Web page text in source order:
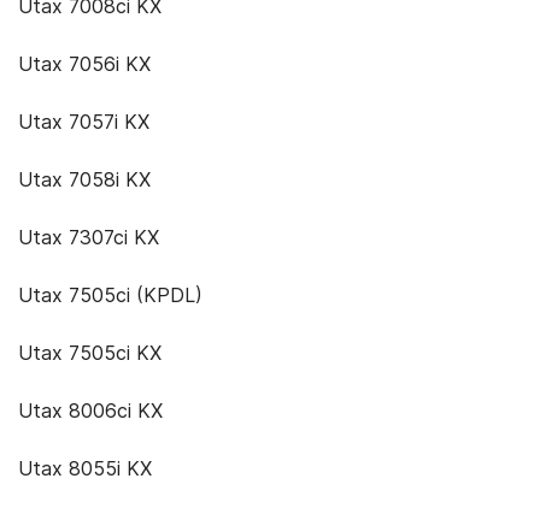
Utax 7008ci KX
Utax 7056i KX
Utax 7057i KX
Utax 7058i KX
Utax 7307ci KX
Utax 7505ci (KPDL)
Utax 7505ci KX
Utax 8006ci KX
Utax 8055i KX